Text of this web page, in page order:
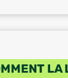
LA